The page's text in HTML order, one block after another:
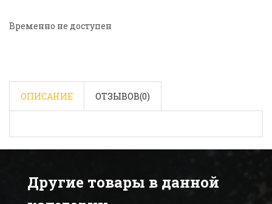
Временно не доступен
ОПИСАНИЕ ОТЗЫВОВ(0)
Другие товары в данной